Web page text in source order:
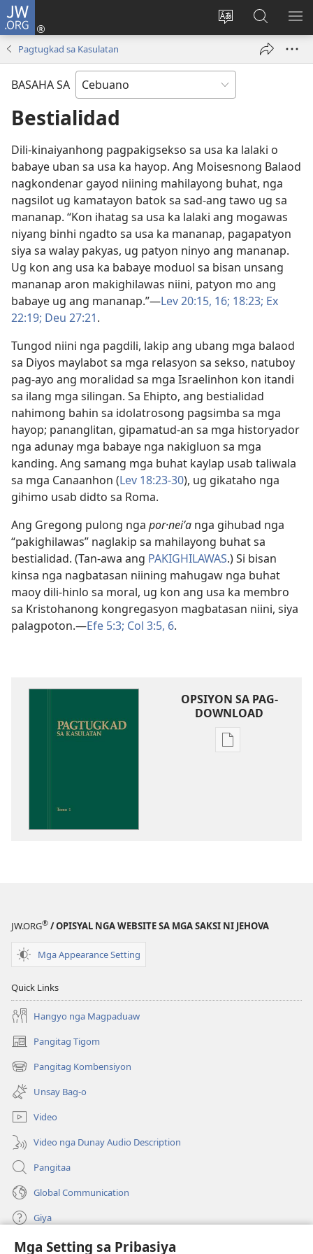
Mga Setting sa Pribasiya
JW.ORG
Ilisi
pinulongan
sa
site
Log
ug
Pangitaa
sa
JW.ORG
Pagtugkad sa Kasulatan
BASAHA SA
Bestialidad
Dili-kinaiyanhong pagpakigsekso sa usa ka lalaki o
babaye uban sa usa ka hayop. Ang Moisesnong Balaod
nagkondenar gayod niining mahilayong buhat, nga
nagsilot ug kamatayon batok sa sad-ang tawo ug sa
mananap. “Kon ihatag sa usa ka lalaki ang mogawas
niyang binhi ngadto sa usa ka mananap, pagapatyon
siya sa walay pakyas, ug patyon ninyo ang mananap.
Ug kon ang usa ka babaye moduol sa bisan unsang
mananap aron makighilawas niini, patyon mo ang
babaye ug ang mananap.”​—Lev 20:​15, 16; 18:23; Ex
22:19; Deu 27:21.
Tungod niini nga pagdili, lakip ang ubang mga balaod
sa Diyos maylabot sa mga relasyon sa sekso, natuboy
pag-ayo ang moralidad sa mga Israelinhon kon itandi
sa ilang mga silingan. Sa Ehipto, ang bestialidad
nahimong bahin sa idolatrosong pagsimba sa mga
hayop; pananglitan, gipamatud-an sa mga historyador
nga adunay mga babaye nga nakigluon sa mga
kanding. Ang samang mga buhat kaylap usab taliwala
sa mga Canaanhon (Lev 18:23-30), ug gikataho nga
gihimo usab didto sa Roma.
Ang Gregong pulong nga por·neiʹa nga gihubad nga
“pakighilawas” naglakip sa mahilayong buhat sa
bestialidad. (Tan-awa ang PAKIGHILAWAS.) Si bisan
kinsa nga nagbatasan niining mahugaw nga buhat
maoy dili-hinlo sa moral, ug kon ang usa ka membro
sa Kristohanong kongregasyon magbatasan niini, siya
palagpoton.​—Efe 5:3; Col 3:​5, 6.
OPSIYON SA PAG-
DOWNLOAD
Opsiyon
JW.ORG® / OPISYAL NGA WEBSITE SA MGA SAKSI NI JEHOVA
Mga Appearance Setting
Quick Links
Hangyo nga Magpaduaw
Pangitag Tigom
(mo-
open
ug
bag-
ong
window)
Pangitag Kombensiyon
(mo-
open
ug
bag-
ong
window)
Unsay Bag-o
Video
Video nga Dunay Audio Description
Pangitaa
Global Communication
Giya